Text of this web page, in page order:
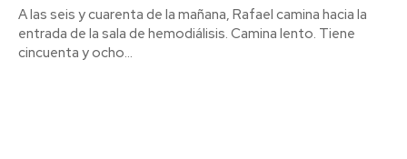
A las seis y cuarenta de la mañana, Rafael camina hacia la
entrada de la sala de hemodiálisis. Camina lento. Tiene
cincuenta y ocho...